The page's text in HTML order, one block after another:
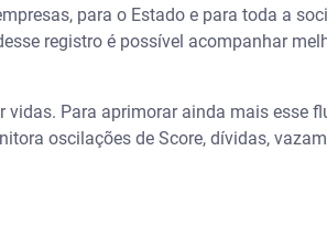
para o Estado e para toda a
registro é possível acompanhar
Para aprimorar ainda mais esse
oscilações de Score, dívidas,